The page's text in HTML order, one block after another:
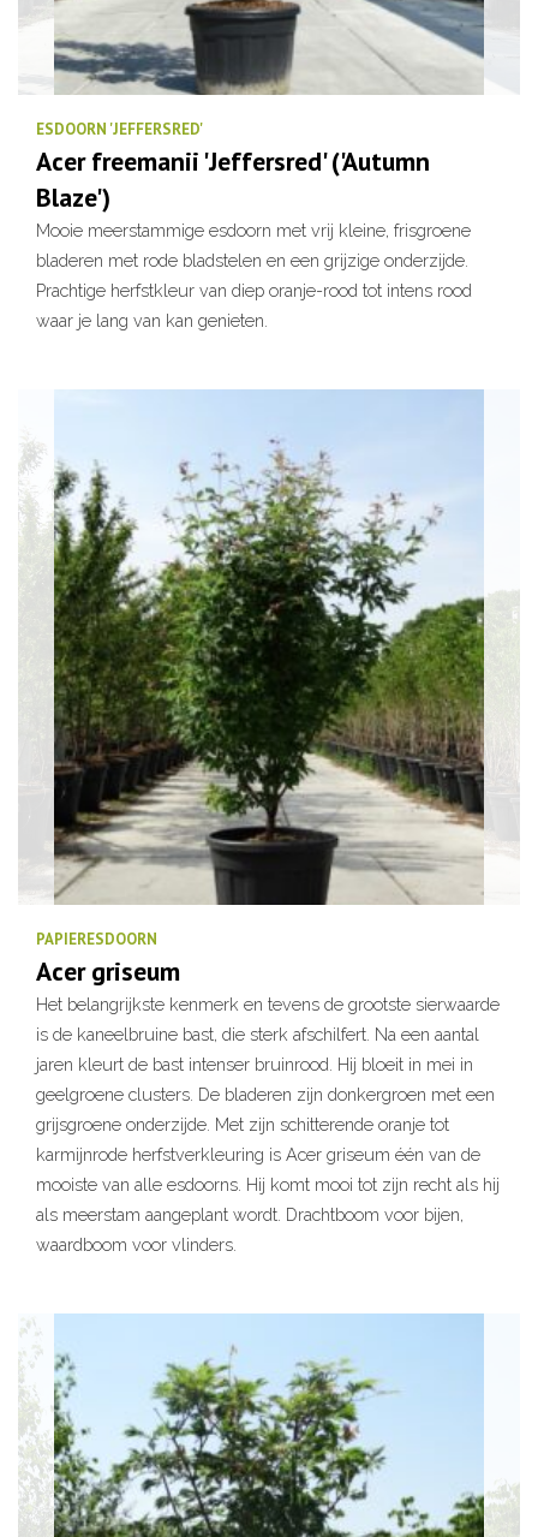
ESDOORN 'JEFFERSRED'
Acer freemanii 'Jeffersred' ('Autumn
Blaze')
Mooie meerstammige esdoorn met vrij kleine, frisgroene
bladeren met rode bladstelen en een grijzige onderzijde.
Prachtige herfstkleur van diep oranje-rood tot intens rood
waar je lang van kan genieten.
PAPIERESDOORN
Acer griseum
Het belangrijkste kenmerk en tevens de grootste sierwaarde
is de kaneelbruine bast, die sterk afschilfert. Na een aantal
jaren kleurt de bast intenser bruinrood. Hij bloeit in mei in
geelgroene clusters. De bladeren zijn donkergroen met een
grijsgroene onderzijde. Met zijn schitterende oranje tot
karmijnrode herfstverkleuring is Acer griseum één van de
mooiste van alle esdoorns. Hij komt mooi tot zijn recht als hij
als meerstam aangeplant wordt. Drachtboom voor bijen,
waardboom voor vlinders.